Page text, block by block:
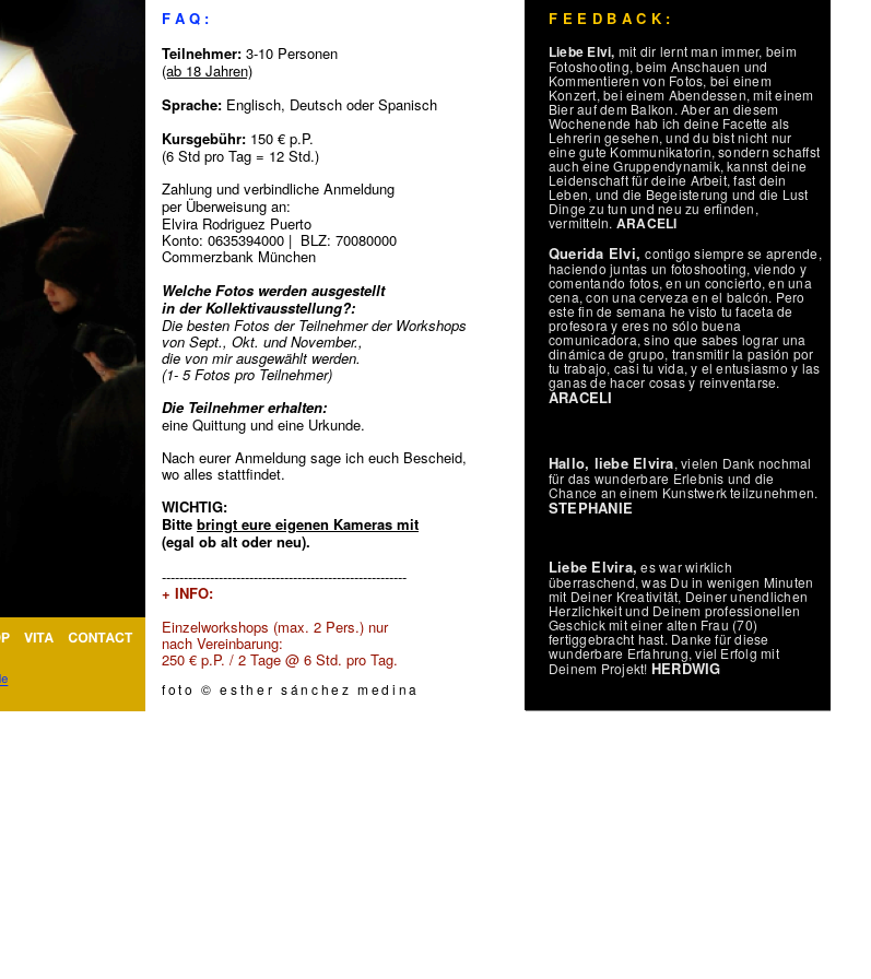
F A Q :
Teilnehmer: 3-10 Personen
(ab 18 Jahren)
Sprache: Englisch, Deutsch oder Spanisch
Kursgebühr: 150 € p.P.
(6 Std pro Tag = 12 Std.)
Zahlung und verbindliche Anmeldung
per Überweisung an:
Elvira Rodriguez Puerto
Konto: 0635394000 | BLZ: 70080000
Commerzbank München
Welche Fotos werden ausgestellt
in der Kollektivausstellung?:
Die besten Fotos der Teilnehmer der Workshops
von Sept., Okt. und November.,
die von mir ausgewählt werden.
(1- 5 Fotos pro Teilnehmer)
Die Teilnehmer erhalten:
eine Quittung und eine Urkunde.
Nach eurer Anmeldung sage ich euch Bescheid,
wo alles stattfindet.
WICHTIG:
Bitte bringt eure eigenen Kameras mit
(egal ob alt oder neu).
--------------------------------------------------------
+ INFO:
Einzelworkshops (max. 2 Pers.) nur
nach Vereinbarung:
250 € p.P. / 2 Tage @ 6 Std. pro Tag.
foto © esther sánchez medina
F E E D B A C K :
Liebe Elvi, mit dir lernt man immer, beim
Fotoshooting, beim Anschauen und
Kommentieren von Fotos, bei einem
Konzert, bei einem Abendessen, mit einem
Bier auf dem Balkon. Aber an diesem
Wochenende hab ich deine Facette als
Lehrerin gesehen, und du bist nicht nur
eine gute Kommunikatorin, sondern schaffst
auch eine Gruppendynamik, kannst deine
Leidenschaft für deine Arbeit, fast dein
Leben, und die Begeisterung und die Lust
Dinge zu tun und neu zu erfinden,
vermitteln. ARACELI
Querida Elvi,contigo siempre se aprende,
haciendo juntas un fotoshooting, viendo y
comentando fotos, en un concierto, en una
cena, con una cerveza en el balcón. Pero
este fin de semana he visto tu faceta de
profesora y eres no sólo buena
comunicadora, sino que sabes lograr una
dinámica de grupo, transmitir la pasión por
tu trabajo, casi tu vida, y el entusiasmo y las
ganas de hacer cosas y reinventarse.
ARACELI
Hallo, liebe Elvira, vielen Dank nochmal
für das wunderbare Erlebnis und die
Chance an einem Kunstwerk teilzunehmen.
STEPHANIE
Liebe Elvira, es war wirklich
überraschend, was Du in wenigen Minuten
mit Deiner Kreativität, Deiner unendlichen
Herzlichkeit und Deinem professionellen
Geschick mit einer alten Frau (70)
fertiggebracht hast. Danke für diese
wunderbare Erfahrung, viel Erfolg mit
Deinem Projekt! HERDWIG